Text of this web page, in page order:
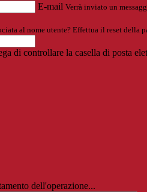
E-mail Verrà inviato un
al nome utente? Effettua il reset della
di controllare la casella di posta
dell'operazione...